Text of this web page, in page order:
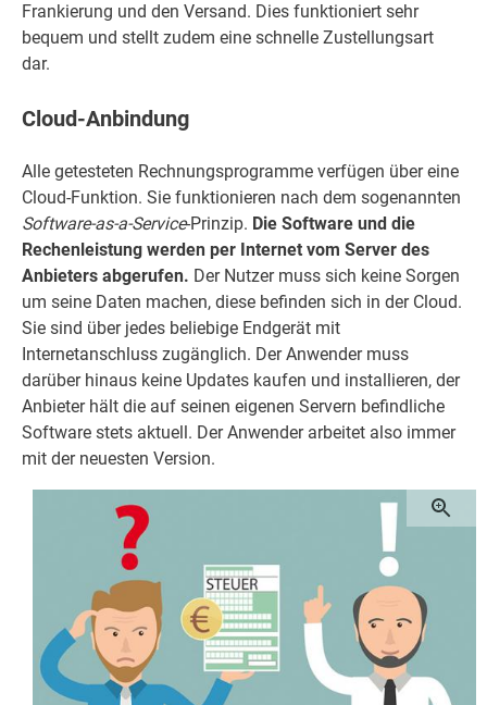
Frankierung und den Versand. Dies funktioniert sehr
bequem und stellt zudem eine schnelle Zustellungsart
dar.
Cloud-Anbindung
Alle getesteten Rechnungsprogramme verfügen über eine
Cloud-Funktion. Sie funktionieren nach dem sogenannten
Software-as-a-Service-Prinzip. Die Software und die
Rechenleistung werden per Internet vom Server des
Anbieters abgerufen. Der Nutzer muss sich keine Sorgen
um seine Daten machen, diese befinden sich in der Cloud.
Sie sind über jedes beliebige Endgerät mit
Internetanschluss zugänglich. Der Anwender muss
darüber hinaus keine Updates kaufen und installieren, der
Anbieter hält die auf seinen eigenen Servern befindliche
Software stets aktuell. Der Anwender arbeitet also immer
mit der neuesten Version.